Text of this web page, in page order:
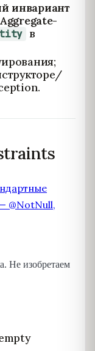
инвариант
в
@NotNull,
Не изобретаем